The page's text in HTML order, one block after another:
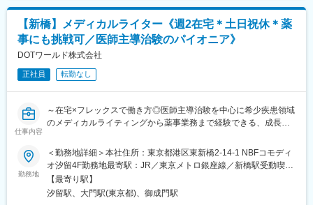
変更の範囲：会社の定める業務
そのため、プロジェクト全体を俯瞰し、より深い業務理解とスキ
ルアップを図ることができ、とにかく学びが多くスピード感をも
って成長が見込める環境です。
【働き方】
同社では多様なニーズに合わせた、以下のような働き方を用意し
ていおります。就業改革に積極的であり、多様な働き方を希望す
る方でも長期的に就業できる環境・制度が整っております。
（1）フレックスタイム制度：10~15時がコアタイムとしたフレッ
（2）在宅勤務制度：フルリモート可能
（3）副業制度：フリーランスでの契約実績もあり、今後はより積
極的に副業ないし兼業できる業務体制を構築していく予定です。
（4）時短勤務制度：6~8時間内の時間設定にて、時短勤務が可能
【新橋】メディカルライター《週2在宅＊土日祝休＊薬
事にも挑戦可／医師主導治験のパイオニア》
DOTワールド株式会社
正社員 転勤なし
仕事内容
～在宅×フレックスで働き方◎医師主導治験を中心に希少疾患領域
のメディカルライティングから薬事業務まで経験できる、成長機
【業務内容】
◇医薬品・医療機器等の臨床開発に係る文書作成
・治験実施計画書
・治験総括報告書
・論文作成や文献検索 等
勤務地
＜勤務地詳細＞本社住所：東京都港区東新橋2-14-1 NBFコモディ
オ汐留4F勤務地最寄駅：JR／東京メトロ銀座線／新橋駅受動喫煙
対策：屋内全面禁煙変更の範囲：会社の定める事業所
【最寄り駅】
汐留駅、大門駅(東京都)、御成門駅